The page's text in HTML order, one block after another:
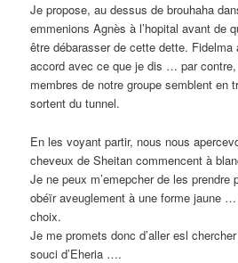
Je propose, au dessus de brouhaha
emmenions Agnès à l’hopital avant de
être débarasser de cette dette. Fidelma
accord avec ce que je dis … par
membres de notre groupe semblent en
sortent du tunnel.
En les voyant partir, nous nous
cheveux de Sheitan commencent à
Je ne peux m’emepcher de les prendre
obéïr aveuglement à une forme jaune
choix.
Je me promets donc d’aller esl
souci d’Eheria ….